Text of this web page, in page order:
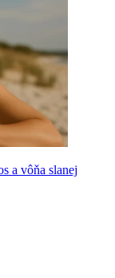
a vôňa slanej